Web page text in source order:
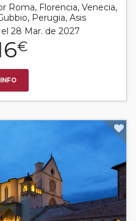
Roma, Florencia, Venecia,
Perugia, Asis
28 Mar. de 2027
€